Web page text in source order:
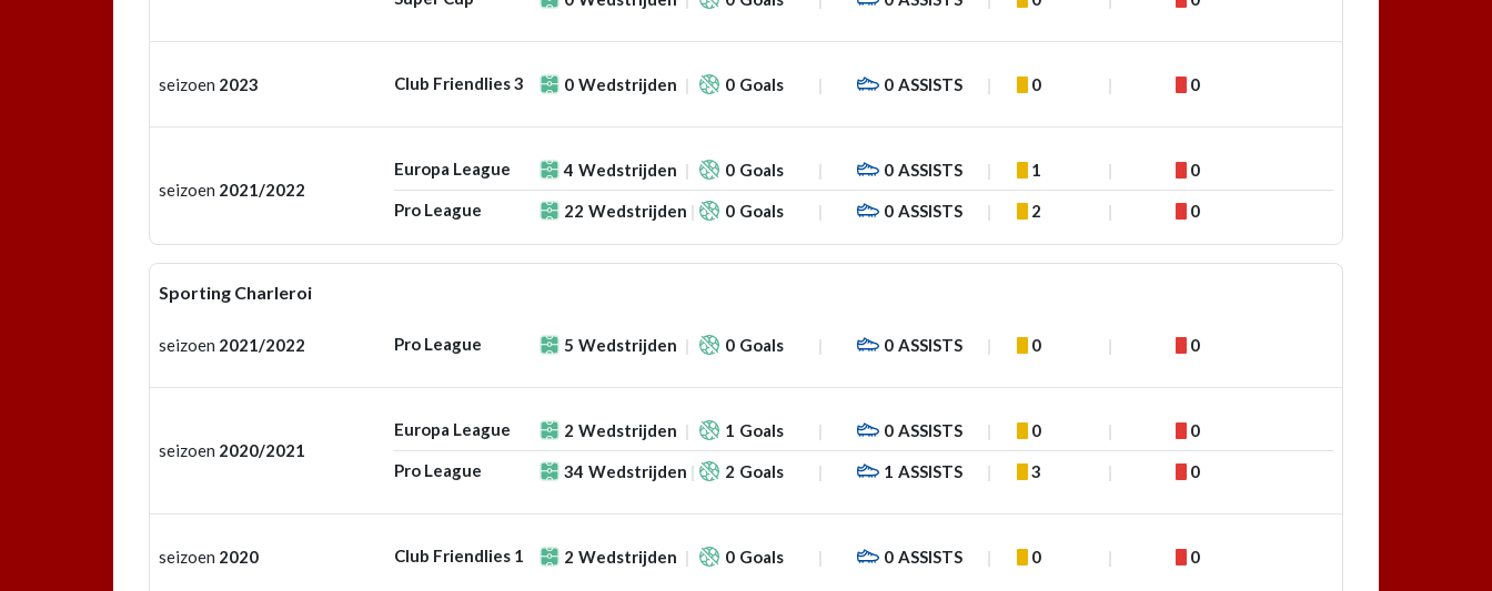
seizoen 2023 Club Friendlies 3 0 Wedstrijden 0 Goals 0 ASSISTS 0 0
seizoen 2021/2022
Europa League 4 Wedstrijden 0 Goals 0 ASSISTS 1 0
Pro League 22 Wedstrijden 0 Goals 0 ASSISTS 2 0
Sporting Charleroi
seizoen 2021/2022 Pro League 5 Wedstrijden 0 Goals 0 ASSISTS 0 0
seizoen 2020/2021
Europa League 2 Wedstrijden 1 Goals 0 ASSISTS 0 0
Pro League 34 Wedstrijden 2 Goals 1 ASSISTS 3 0
seizoen 2020 Club Friendlies 1 2 Wedstrijden 0 Goals 0 ASSISTS 0 0